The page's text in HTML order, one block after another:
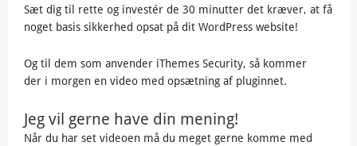
Sæt dig til rette og investér de 30 minutter det kræver, at få
noget basis sikkerhed opsat på dit WordPress website!
Og til dem som anvender iThemes Security, så kommer
der i morgen en video med opsætning af pluginnet.
Jeg vil gerne have din mening!
Når du har set videoen må du meget gerne komme med